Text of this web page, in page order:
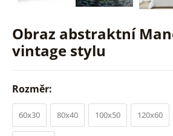
Obraz abstraktní
vintage stylu
Rozměr:
60x30 80x40 100x50 120x60